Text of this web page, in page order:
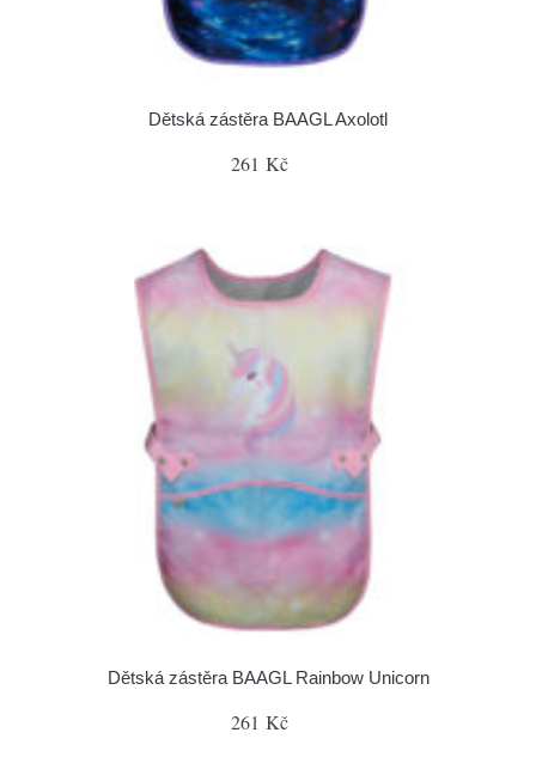
Dětská zástěra BAAGL Axolotl
261 Kč
Dětská zástěra BAAGL Rainbow Unicorn
261 Kč